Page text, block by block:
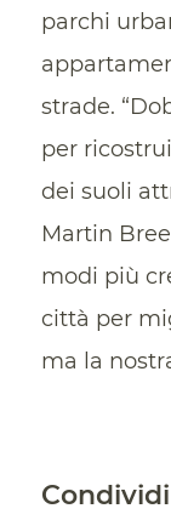
parchi
strade.
per
dei suoli
Martin
modi più
città per
ma la